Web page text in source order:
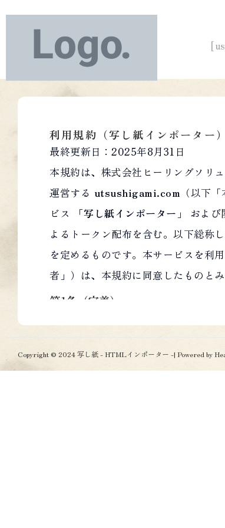
利用規約（写し紙インポーター）
最終更新日：2025年8月31日
本規約は、株式会社ヒーリングソリ
運営する utsushigami.com （以下
ビス
「写し紙インポーター」
およ
よるトークン配布を含む。以下総称
を定めるものです。本サービスを利
者」）は、本規約に同意したものとみ
第1条（定義）
「コンテンツ」：本サービスで
ソフトウェア、データ、画像、
の情報。
Copyright © 2024 写し紙 - HTMLインポーター -| Powered by